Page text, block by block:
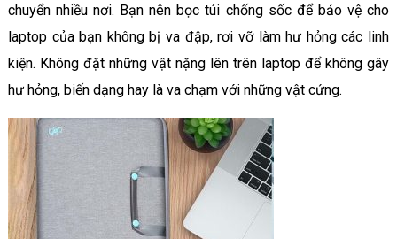
chuyển nhiều nơi. Bạn nên bọc túi chống sốc để bảo vệ cho
laptop của bạn không bị va đập, rơi vỡ làm hư hỏng các linh
kiện. Không đặt những vật nặng lên trên laptop để không gây
hư hỏng, biến dạng hay là va chạm với những vật cứng.